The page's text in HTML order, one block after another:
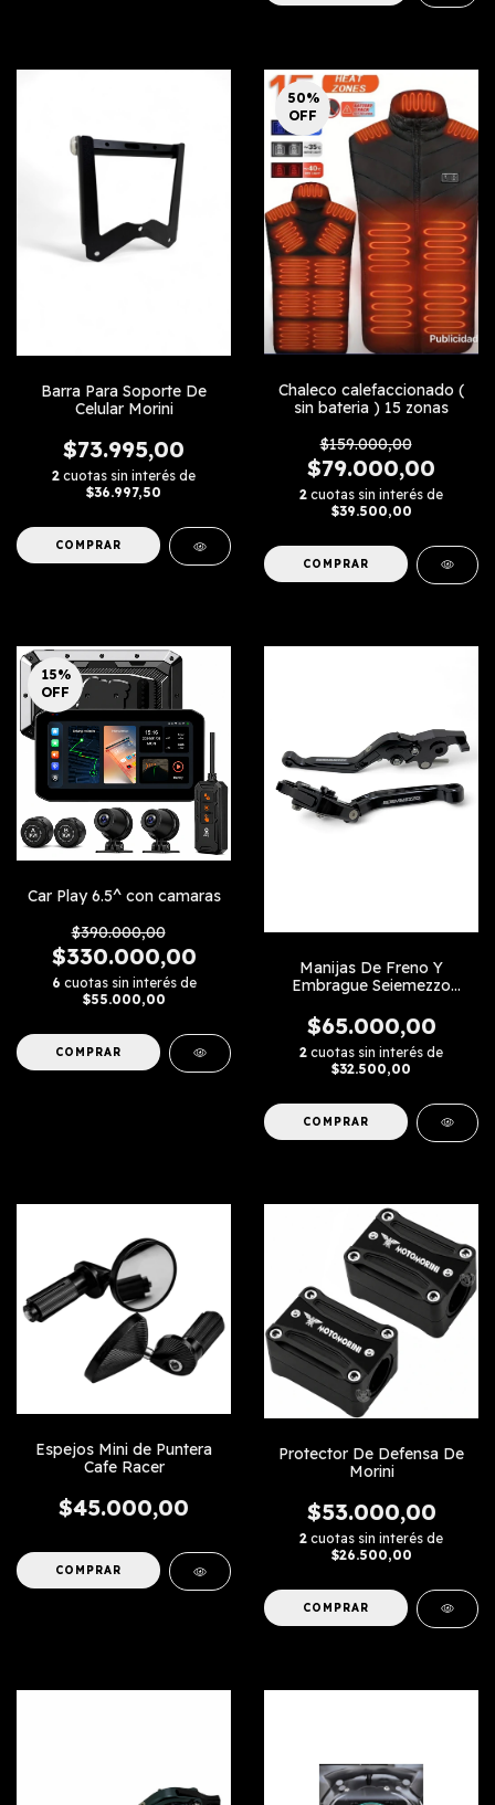
Barra Para Soporte De
Celular Morini
$73.995,00
2 cuotas sin interés de
$36.997,50
50%
OFF
Chaleco calefaccionado (
sin bateria ) 15 zonas
$159.000,00
$79.000,00
2 cuotas sin interés de
$39.500,00
COMPRAR
15%
OFF
Car Play 6.5^ con camaras
$390.000,00
$330.000,00
6 cuotas sin interés de
$55.000,00
Manijas De Freno Y
Embrague Seiemezzo
$65.000,00
2 cuotas sin interés de
$32.500,00
COMPRAR
Espejos Mini de Puntera
Cafe Racer
$45.000,00
Protector De Defensa De
Morini
$53.000,00
2 cuotas sin interés de
$26.500,00
COMPRAR